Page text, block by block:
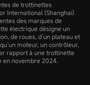
de trottinettes
International (Shanghai)
des marques de
électrique désigne un
de roues, d’un plateau et
moteur, un contrôleur,
rapport à une trottinette
en novembre 2024.